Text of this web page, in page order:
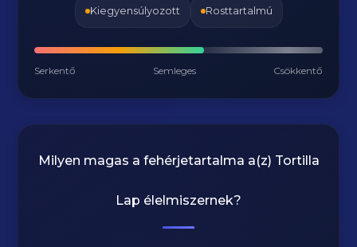
Kiegyensúlyozott Rosttartalmú
Serkentő Semleges Csökkentő
Milyen magas a fehérjetartalma a(z) Tortilla
Lap élelmiszernek?